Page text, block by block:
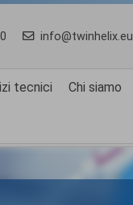
info@twinhelix.eu
tecnici Chi siamo